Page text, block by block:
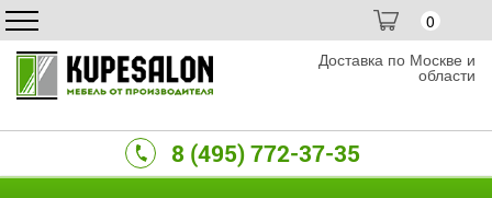
0
Доставка по Москве и
области
8 (495) 772-37-35